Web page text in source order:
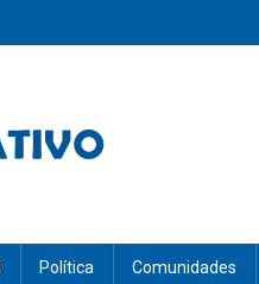
Política Comunidades